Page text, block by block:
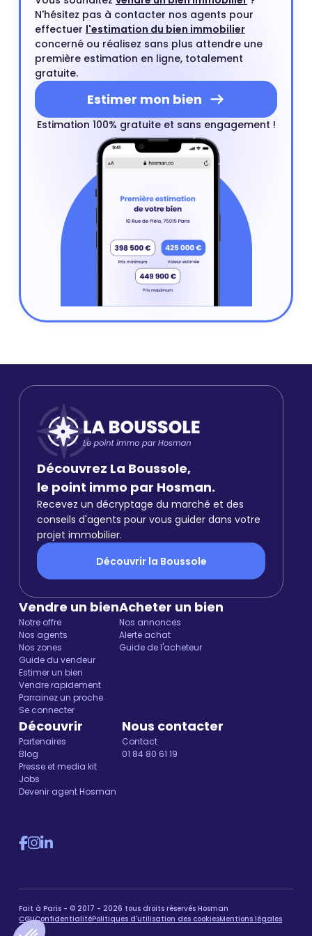
N'hésitez pas à contacter nos agents pour
effectuer l'estimation du bien immobilier
concerné ou réalisez sans plus attendre une
première estimation en ligne, totalement
gratuite.
Estimer mon bien
Estimation 100% gratuite et sans engagement !
Découvrez La Boussole,
le point immo par Hosman.
Recevez un décryptage du marché et des
conseils d'agents pour vous guider dans votre
projet immobilier.
Découvrir la Boussole
Vendre un bien
Notre offre
Nos agents
Nos zones
Guide du vendeur
Estimer un bien
Vendre rapidement
Parrainez un proche
Se connecter
Acheter un bien
Nos annonces
Alerte achat
Guide de l'acheteur
Découvrir
Partenaires
Blog
Presse et media kit
Jobs
Devenir agent Hosman
Nous contacter
Contact
01 84 80 61 19
Fait à Paris - © 2017 - 2026 tous droits réservés Hosman
CGUConfidentialitéPolitiques d'utilisation des cookiesMentions légales